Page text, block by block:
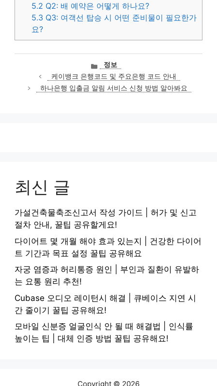
5.2 Q2: 배 예약은 어떻게 하나요?
5.3 Q3: 여객선 탑승 시 어떤 준비물이 필요한가
요?
카
테
고
리
정보
케이뱅크 은행코드 및 주요은행 코드 안내
하나은행 입출금 알림 서비스 신청 방법 알아봐요
최신 글
가설건축물축조신고서 작성 가이드 | 허가 및 신고
절차 안내, 꿀팁 공유할게요!
다이어트 몇 개월 해야 효과 있는지 | 건강한 다이어
트 기간과 목표 설정 꿀팁 공유해요
자궁 염증과 허리통증 원인 | 부인과 질환이 유발하
는 요통 원리 추천!
Cubase 오디오 레이턴시 해결 | 큐베이스 지연 시
간 줄이기 꿀팁 공유해요!
모바일 신분증 얼굴인식 안 될 때 해결법 | 인식률
높이는 팁 | 대체 인증 방법 꿀팁 공유해요!
Copyright © 2026